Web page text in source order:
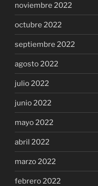
noviembre 2022
octubre 2022
septiembre 2022
agosto 2022
julio 2022
junio 2022
mayo 2022
abril 2022
marzo 2022
febrero 2022